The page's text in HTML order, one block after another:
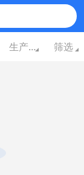
生产/营运/采购/物流 筛选